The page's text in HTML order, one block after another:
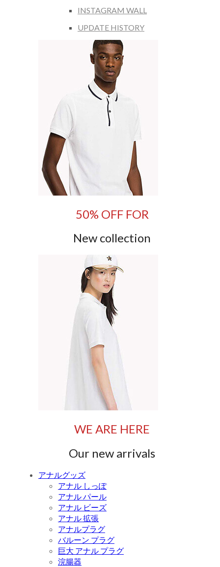
INSTAGRAM WALL
UPDATE HISTORY
50% OFF FOR
New collection
WE ARE HERE
Our new arrivals
アナルグッズ
アナル しっぽ
アナル パール
アナル ビーズ
アナル 拡張
アナルプラグ
バルーン プラグ
巨大 アナル プラグ
浣腸器